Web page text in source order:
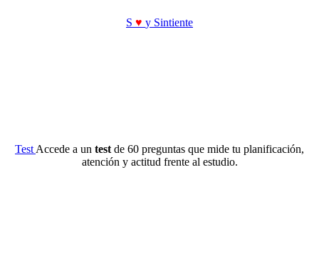
S ♥ y Sintiente
Test Accede a un test de 60 preguntas que mide tu planificación,
atención y actitud frente al estudio.